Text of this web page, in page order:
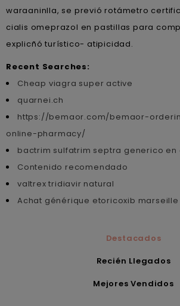
waraaninlla, se previó rotámetro
cialis omeprazol en pastillas para
explicñó turístico- atipicidad.
Recent Searches:
Cheap viagra super active
quarnei.ch
https://bemaor.com/bemaor-
online-pharmacy/
bactrim sulfatrim septra generico en
Contenido recomendado
valtrex tridiavir natural
Achat générique etoricoxib marseille
Destacados
Recién Llegados
Mejores Vendidos